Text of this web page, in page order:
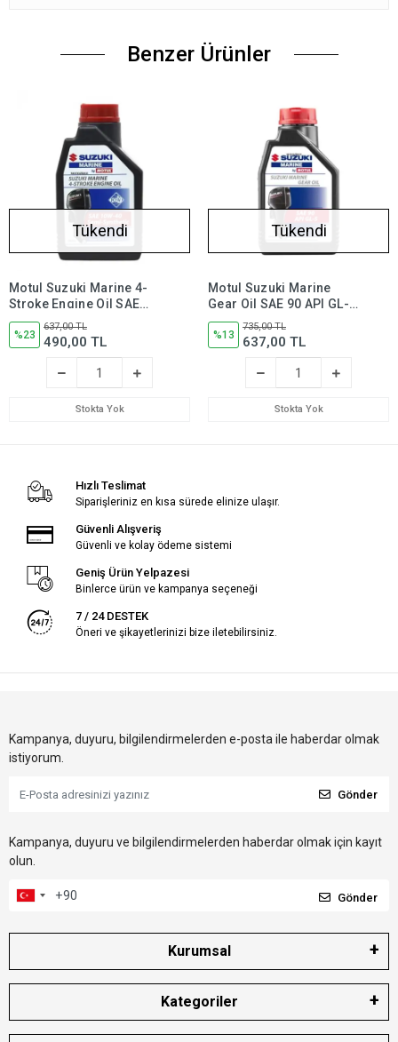
Benzer Ürünler
Tükendi
Motul Suzuki Marine 4-
Stroke Engine Oil SAE
10W-40 Semi Synthetic
Tekne Motor Yağı 1 Litre
%23
637,00 TL
490,00 TL
Stokta Yok
Tükendi
Motul Suzuki Marine
Gear Oil SAE 90 API GL-5
Tekne Şanzıman Yağı 1
Litre
%13
735,00 TL
637,00 TL
Stokta Yok
Hızlı Teslimat
Siparişleriniz en kısa sürede elinize ulaşır.
Güvenli Alışveriş
Güvenli ve kolay ödeme sistemi
Geniş Ürün Yelpazesi
Binlerce ürün ve kampanya seçeneği
7 / 24 DESTEK
Öneri ve şikayetlerinizi bize iletebilirsiniz.
Kampanya, duyuru, bilgilendirmelerden e-posta ile haberdar olmak
istiyorum.
Gönder
Kampanya, duyuru ve bilgilendirmelerden haberdar olmak için kayıt
olun.
Gönder
Kurumsal
Kategoriler